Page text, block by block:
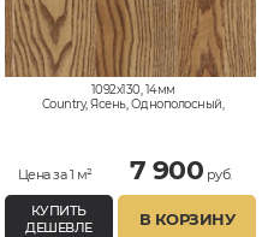
1092x130, 14мм
Country, Ясень, Однополосный,
Цена за 1 м² 7 900 руб.
КУПИТЬ
ДЕШЕВЛЕ
В КОРЗИНУ